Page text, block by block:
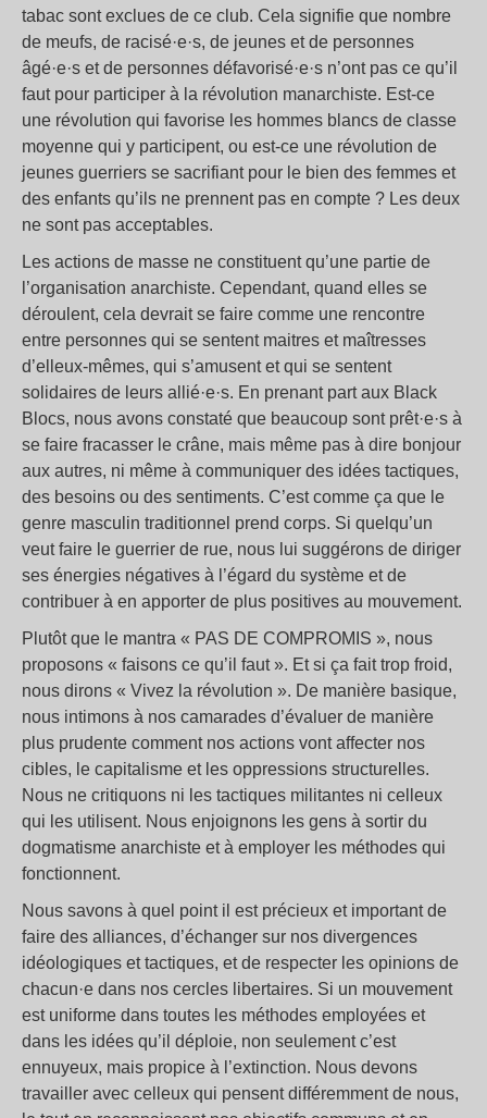
tabac sont exclues de ce club. Cela signifie que nombre
de meufs, de racisé·e·s, de jeunes et de personnes
âgé·e·s et de personnes défavorisé·e·s n’ont pas ce qu’il
faut pour participer à la révolution manarchiste. Est-ce
une révolution qui favorise les hommes blancs de classe
moyenne qui y participent, ou est-ce une révolution de
jeunes guerriers se sacrifiant pour le bien des femmes et
des enfants qu’ils ne prennent pas en compte ? Les deux
ne sont pas acceptables.
Les actions de masse ne constituent qu’une partie de
l’organisation anarchiste. Cependant, quand elles se
déroulent, cela devrait se faire comme une rencontre
entre personnes qui se sentent maitres et maîtresses
d’elleux-mêmes, qui s’amusent et qui se sentent
solidaires de leurs allié·e·s. En prenant part aux Black
Blocs, nous avons constaté que beaucoup sont prêt·e·s à
se faire fracasser le crâne, mais même pas à dire bonjour
aux autres, ni même à communiquer des idées tactiques,
des besoins ou des sentiments. C’est comme ça que le
genre masculin traditionnel prend corps. Si quelqu’un
veut faire le guerrier de rue, nous lui suggérons de diriger
ses énergies négatives à l’égard du système et de
contribuer à en apporter de plus positives au mouvement.
Plutôt que le mantra « PAS DE COMPROMIS », nous
proposons « faisons ce qu’il faut ». Et si ça fait trop froid,
nous dirons « Vivez la révolution ». De manière basique,
nous intimons à nos camarades d’évaluer de manière
plus prudente comment nos actions vont affecter nos
cibles, le capitalisme et les oppressions structurelles.
Nous ne critiquons ni les tactiques militantes ni celleux
qui les utilisent. Nous enjoignons les gens à sortir du
dogmatisme anarchiste et à employer les méthodes qui
fonctionnent.
Nous savons à quel point il est précieux et important de
faire des alliances, d’échanger sur nos divergences
idéologiques et tactiques, et de respecter les opinions de
chacun·e dans nos cercles libertaires. Si un mouvement
est uniforme dans toutes les méthodes employées et
dans les idées qu’il déploie, non seulement c’est
ennuyeux, mais propice à l’extinction. Nous devons
travailler avec celleux qui pensent différemment de nous,